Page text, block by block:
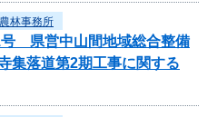
林事務所
号 県営中山間地域総合整備
落道第2期工事に関する